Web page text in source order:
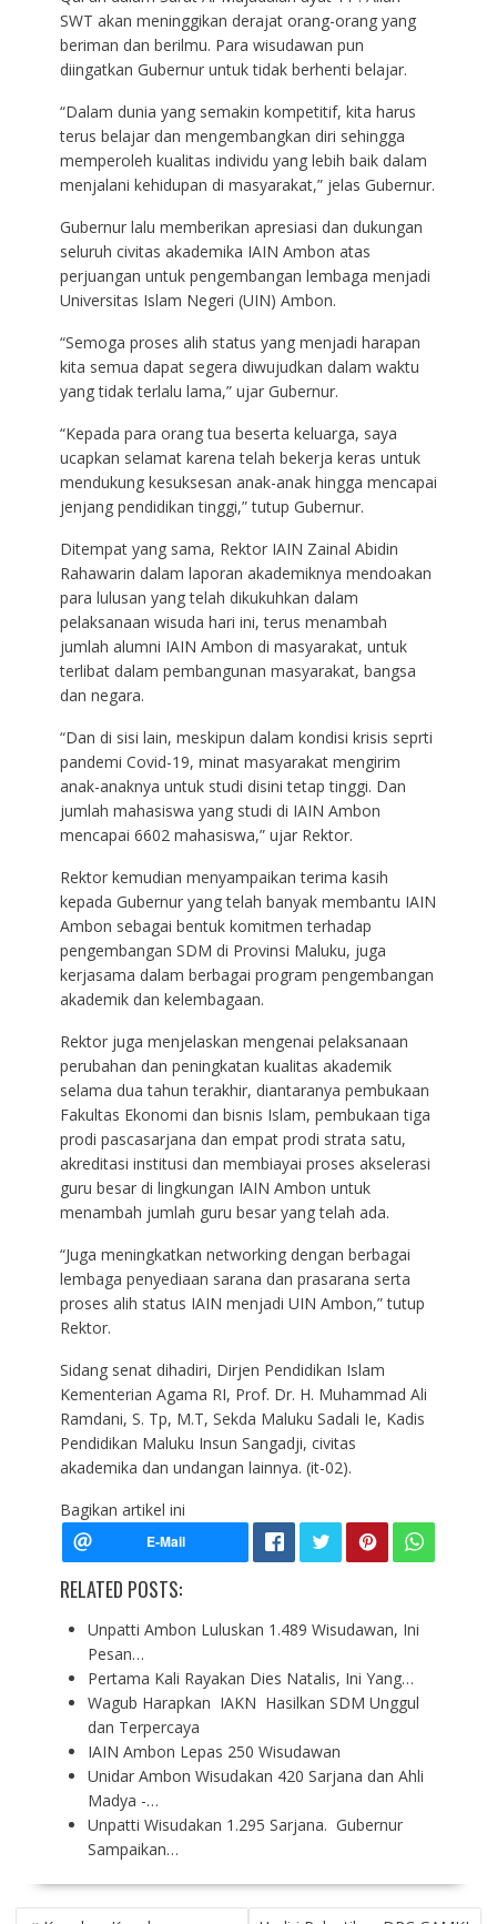
SWT akan meninggikan derajat orang-orang yang
beriman dan berilmu. Para wisudawan pun
diingatkan Gubernur untuk tidak berhenti belajar.
“Dalam dunia yang semakin kompetitif, kita harus
terus belajar dan mengembangkan diri sehingga
memperoleh kualitas individu yang lebih baik dalam
menjalani kehidupan di masyarakat,” jelas Gubernur.
Gubernur lalu memberikan apresiasi dan dukungan
seluruh civitas akademika IAIN Ambon atas
perjuangan untuk pengembangan lembaga menjadi
Universitas Islam Negeri (UIN) Ambon.
“Semoga proses alih status yang menjadi harapan
kita semua dapat segera diwujudkan dalam waktu
yang tidak terlalu lama,” ujar Gubernur.
“Kepada para orang tua beserta keluarga, saya
ucapkan selamat karena telah bekerja keras untuk
mendukung kesuksesan anak-anak hingga mencapai
jenjang pendidikan tinggi,” tutup Gubernur.
Ditempat yang sama, Rektor IAIN Zainal Abidin
Rahawarin dalam laporan akademiknya mendoakan
para lulusan yang telah dikukuhkan dalam
pelaksanaan wisuda hari ini, terus menambah
jumlah alumni IAIN Ambon di masyarakat, untuk
terlibat dalam pembangunan masyarakat, bangsa
dan negara.
“Dan di sisi lain, meskipun dalam kondisi krisis seprti
pandemi Covid-19, minat masyarakat mengirim
anak-anaknya untuk studi disini tetap tinggi. Dan
jumlah mahasiswa yang studi di IAIN Ambon
mencapai 6602 mahasiswa,” ujar Rektor.
Rektor kemudian menyampaikan terima kasih
kepada Gubernur yang telah banyak membantu IAIN
Ambon sebagai bentuk komitmen terhadap
pengembangan SDM di Provinsi Maluku, juga
kerjasama dalam berbagai program pengembangan
akademik dan kelembagaan.
Rektor juga menjelaskan mengenai pelaksanaan
perubahan dan peningkatan kualitas akademik
selama dua tahun terakhir, diantaranya pembukaan
Fakultas Ekonomi dan bisnis Islam, pembukaan tiga
prodi pascasarjana dan empat prodi strata satu,
akreditasi institusi dan membiayai proses akselerasi
guru besar di lingkungan IAIN Ambon untuk
menambah jumlah guru besar yang telah ada.
“Juga meningkatkan networking dengan berbagai
lembaga penyediaan sarana dan prasarana serta
proses alih status IAIN menjadi UIN Ambon,” tutup
Rektor.
Sidang senat dihadiri, Dirjen Pendidikan Islam
Kementerian Agama RI, Prof. Dr. H. Muhammad Ali
Ramdani, S. Tp, M.T, Sekda Maluku Sadali Ie, Kadis
Pendidikan Maluku Insun Sangadji, civitas
akademika dan undangan lainnya. (it-02).
Bagikan artikel ini
RELATED POSTS:
Unpatti Ambon Luluskan 1.489 Wisudawan, Ini
Pesan…
Pertama Kali Rayakan Dies Natalis, Ini Yang…
Wagub Harapkan IAKN Hasilkan SDM Unggul
dan Terpercaya
IAIN Ambon Lepas 250 Wisudawan
Unidar Ambon Wisudakan 420 Sarjana dan Ahli
Madya -…
Unpatti Wisudakan 1.295 Sarjana. Gubernur
Sampaikan…